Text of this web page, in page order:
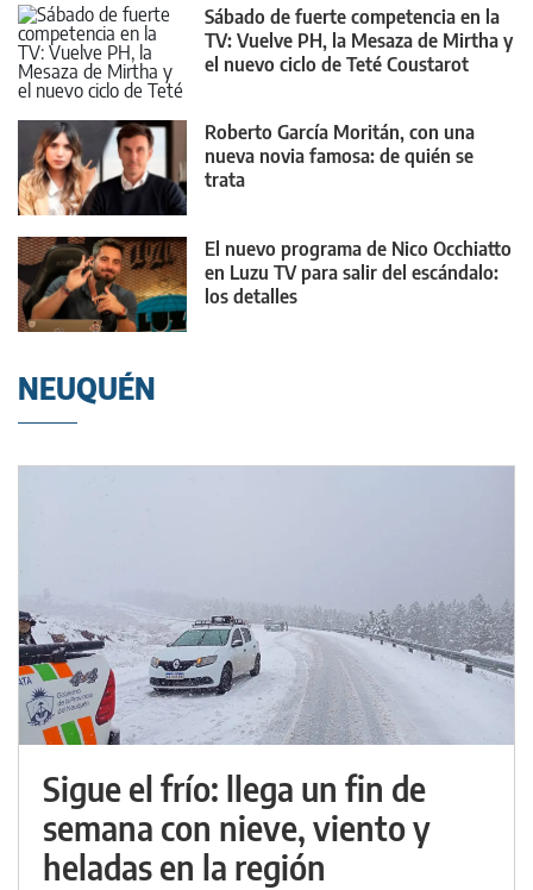
Sábado de fuerte competencia en la
TV: Vuelve PH, la Mesaza de Mirtha y
el nuevo ciclo de Teté Coustarot
Roberto García Moritán, con una
nueva novia famosa: de quién se
trata
El nuevo programa de Nico Occhiatto
en Luzu TV para salir del escándalo:
los detalles
NEUQUÉN
Sigue el frío: llega un fin de
semana con nieve, viento y
heladas en la región